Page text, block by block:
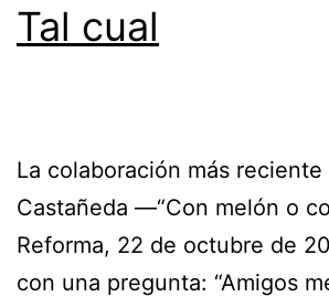
Tal cual
La colaboración más
Castañeda —“Con melón o
Reforma, 22 de octubre de
con una pregunta: “Amigos